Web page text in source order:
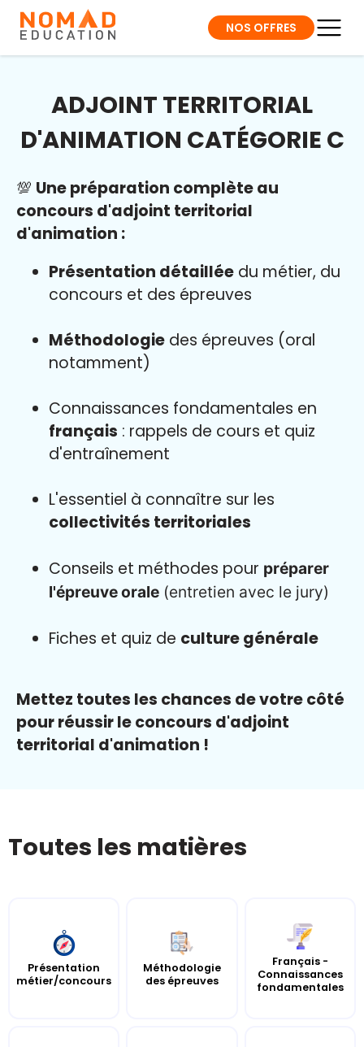
NOS OFFRES
ADJOINT TERRITORIAL
D'ANIMATION CATÉGORIE C
💯 Une préparation complète au
concours d'adjoint territorial
d'animation :
Présentation détaillée du métier, du
concours et des épreuves
Méthodologie des épreuves (oral
notamment)
Connaissances fondamentales en
français : rappels de cours et quiz
d'entraînement
L'essentiel à connaître sur les
collectivités territoriales
Conseils et méthodes pour préparer
l'épreuve orale (entretien avec le jury)
Fiches et quiz de culture générale
Mettez toutes les chances de votre côté
pour réussir le concours d'adjoint
territorial d'animation !
Toutes les matières
Présentation
métier/concours
Méthodologie
des épreuves
Français -
Connaissances
fondamentales